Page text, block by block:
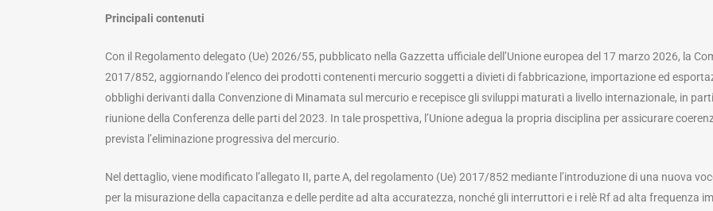
Principali contenuti
Con il Regolamento delegato (Ue) 2026/55, pubblicato nella Gazzetta ufficiale dell’Unione europea del 17 marzo 2026, la
2017/852, aggiornando l’elenco dei prodotti contenenti mercurio soggetti a divieti di fabbricazione, importazione ed
obblighi derivanti dalla Convenzione di Minamata sul mercurio e recepisce gli sviluppi maturati a livello internazionale, in
riunione della Conferenza delle parti del 2023. In tale prospettiva, l’Unione adegua la propria disciplina per assicurare
prevista l’eliminazione progressiva del mercurio.
Nel dettaglio, viene modificato l’allegato II, parte A, del regolamento (Ue) 2017/852 mediante l’introduzione di una nuova
per la misurazione della capacitanza e delle perdite ad alta accuratezza, nonché gli interruttori e i relè Rf ad alta frequenza